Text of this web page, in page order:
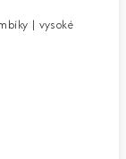
| vysoké